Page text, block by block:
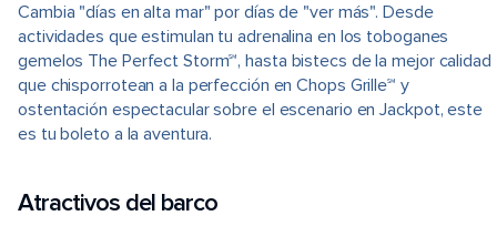
Cambia "días en alta mar" por días de "ver más". Desde
actividades que estimulan tu adrenalina en los toboganes
gemelos The Perfect Storm℠, hasta bistecs de la mejor calidad
que chisporrotean a la perfección en Chops Grille℠ y
ostentación espectacular sobre el escenario en Jackpot, este
es tu boleto a la aventura.
Atractivos del barco